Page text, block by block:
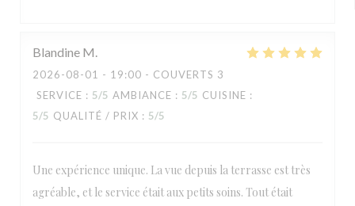
Blandine M
2026-08-01 - 19:00 - COUVERTS 3
SERVICE : 5/5 AMBIANCE : 5/5 CUISINE :
5/5 QUALITÉ / PRIX : 5/5
Une expérience unique. La vue depuis la terrasse est très
agréable, et le service était aux petits soins. Tout était